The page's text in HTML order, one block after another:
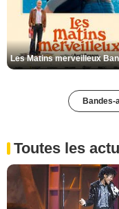
Bandes-
Toutes les